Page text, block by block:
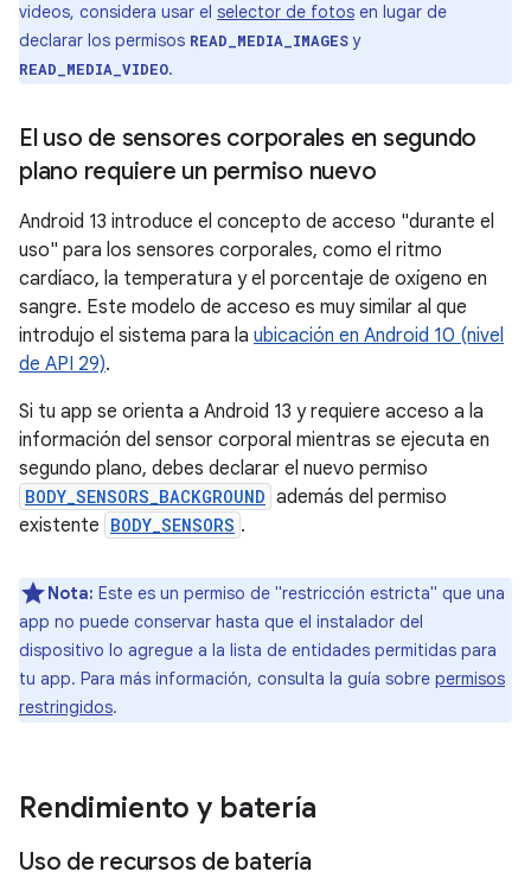
videos, considera usar el selector de fotos en lugar de
declarar los permisos READ_MEDIA_IMAGESy
READ_MEDIA_VIDEO.
El uso de sensores corporales en segundo
plano requiere un permiso nuevo
Android 13 introduce el concepto de acceso "durante el
uso" para los sensores corporales, como el ritmo
cardíaco, la temperatura y el porcentaje de oxígeno en
sangre. Este modelo de acceso es muy similar al que
introdujo el sistema para la ubicación en Android 10 (nivel
de API 29).
Si tu app se orienta a Android 13 y requiere acceso a la
información del sensor corporal mientras se ejecuta en
segundo plano, debes declarar el nuevo permiso
BODY_SENSORS_BACKGROUND además del permiso
existente BODY_SENSORS .
Nota: Este es un permiso de "restricción estricta" que una
app no puede conservar hasta que el instalador del
dispositivo lo agregue a la lista de entidades permitidas para
tu app. Para más información, consulta la guía sobre permisos
restringidos.
Rendimiento y batería
Uso de recursos de batería